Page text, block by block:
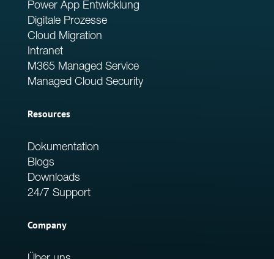
Power App Entwicklung
Digitale Prozesse
Cloud Migration
Intranet
M365 Managed Service
Managed Cloud Security
Resources
Dokumentation
Blogs
Downloads
24/7 Support
Company